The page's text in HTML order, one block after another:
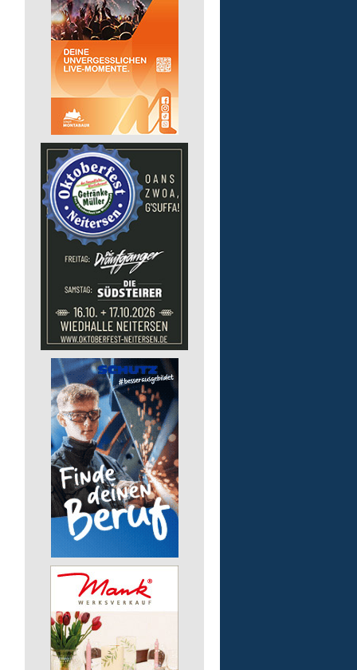
Bildungsbegleitung (m/
Lebenshilfe im Landkreis
GmbH
57610 Altenkirchen